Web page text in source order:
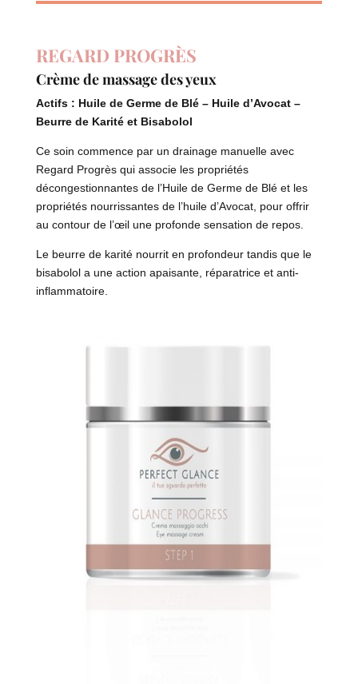
REGARD PROGRÈS
Crème de massage des yeux
Actifs : Huile de Germe de Blé – Huile d’Avocat –
Beurre de Karité et Bisabolol
Ce soin commence par un drainage manuelle avec
Regard Progrès qui associe les propriétés
décongestionnantes de l’Huile de Germe de Blé et les
propriétés nourrissantes de l’huile d’Avocat, pour offrir
au contour de l’œil une profonde sensation de repos.
Le beurre de karité nourrit en profondeur tandis que le
bisabolol a une action apaisante, réparatrice et anti-
inflammatoire.